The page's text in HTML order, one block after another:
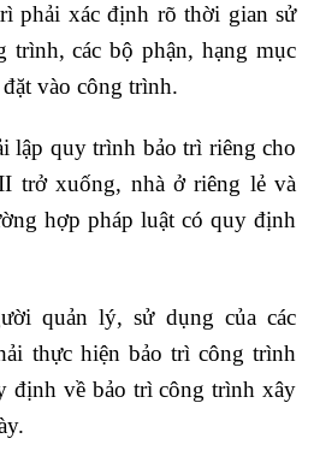
phải xác định rõ thời gian sử
trình, các bộ phận, hạng mục
vào công trình.
lập quy trình bảo trì riêng cho
trở xuống, nhà ở riêng lẻ và
hợp pháp luật có quy định
quản lý, sử dụng của các
thực hiện bảo trì công trình
định về bảo trì công trình xây